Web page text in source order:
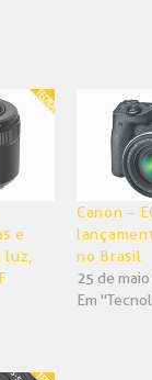
e
luz,
Canon –
no Brasil
25 de
Em